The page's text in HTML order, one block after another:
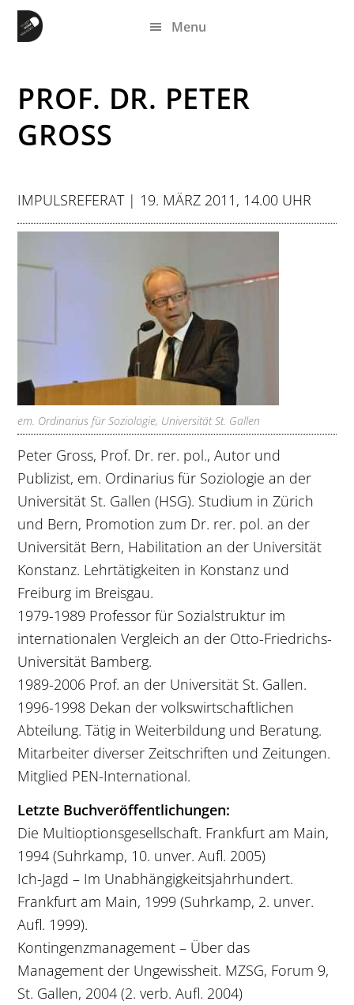
Zum
Inhalt
Zur
Seitenspalte
Zur
Fußzeile
Menu
PROF. DR. PETER
GROSS
IMPULSREFERAT | 19. MÄRZ 2011, 14.00 UHR
em. Ordinarius für Soziologie, Universität St. Gallen
Peter Gross, Prof. Dr. rer. pol., Autor und
Publizist, em. Ordinarius für Soziologie an der
Universität St. Gallen (HSG). Studium in Zürich
und Bern, Promotion zum Dr. rer. pol. an der
Universität Bern, Habilitation an der Universität
Konstanz. Lehrtätigkeiten in Konstanz und
Freiburg im Breisgau.
1979-1989 Professor für Sozialstruktur im
internationalen Vergleich an der Otto-Friedrichs-
Universität Bamberg.
1989-2006 Prof. an der Universität St. Gallen.
1996-1998 Dekan der volkswirtschaftlichen
Abteilung. Tätig in Weiterbildung und Beratung.
Mitarbeiter diverser Zeitschriften und Zeitungen.
Mitglied PEN-International.
Letzte Buchveröffentlichungen:
Die Multioptionsgesellschaft. Frankfurt am Main,
1994 (Suhrkamp, 10. unver. Aufl. 2005)
Ich-Jagd – Im Unabhängigkeitsjahrhundert.
Frankfurt am Main, 1999 (Suhrkamp, 2. unver.
Aufl. 1999).
Kontingenzmanagement – Über das
Management der Ungewissheit. MZSG, Forum 9,
St. Gallen, 2004 (2. verb. Aufl. 2004)